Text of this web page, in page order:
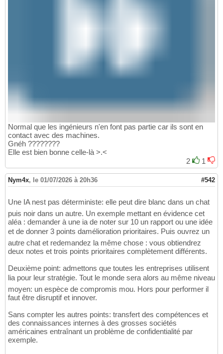
Normal que les ingénieurs n'en font pas partie car ils sont en
contact avec des machines.
Gnéh ????????
Elle est bien bonne celle-là >.<
2
1
Nym4x, le 01/07/2026 à 20h36 #542
Une IA nest pas déterministe: elle peut dire blanc dans un chat
puis noir dans un autre. Un exemple mettant en évidence cet
aléa : demander à une ia de noter sur 10 un rapport ou une idée
et de donner 3 points damélioration prioritaires. Puis ouvrez un
autre chat et redemandez la même chose : vous obtiendrez
deux notes et trois points prioritaires complètement différents.
Deuxième point: admettons que toutes les entreprises utilisent
lia pour leur stratégie. Tout le monde sera alors au même niveau
moyen: un espèce de compromis mou. Hors pour performer il
faut être disruptif et innover.
Sans compter les autres points: transfert des compétences et
des connaissances internes à des grosses sociétés
américaines entraînant un problème de confidentialité par
exemple.